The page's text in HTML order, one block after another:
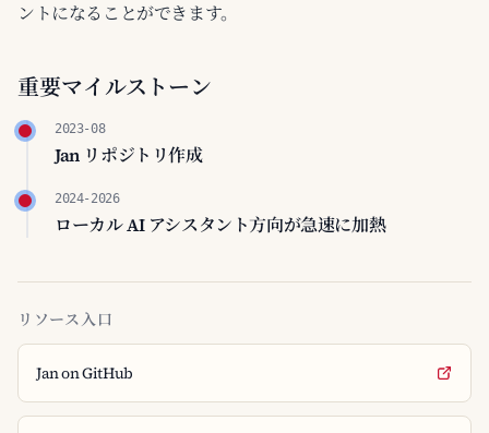
ントになることができます。
重要マイルストーン
2023-08
Jan リポジトリ作成
2024-2026
ローカル AI アシスタント方向が急速に加熱
リソース入口
Jan on GitHub